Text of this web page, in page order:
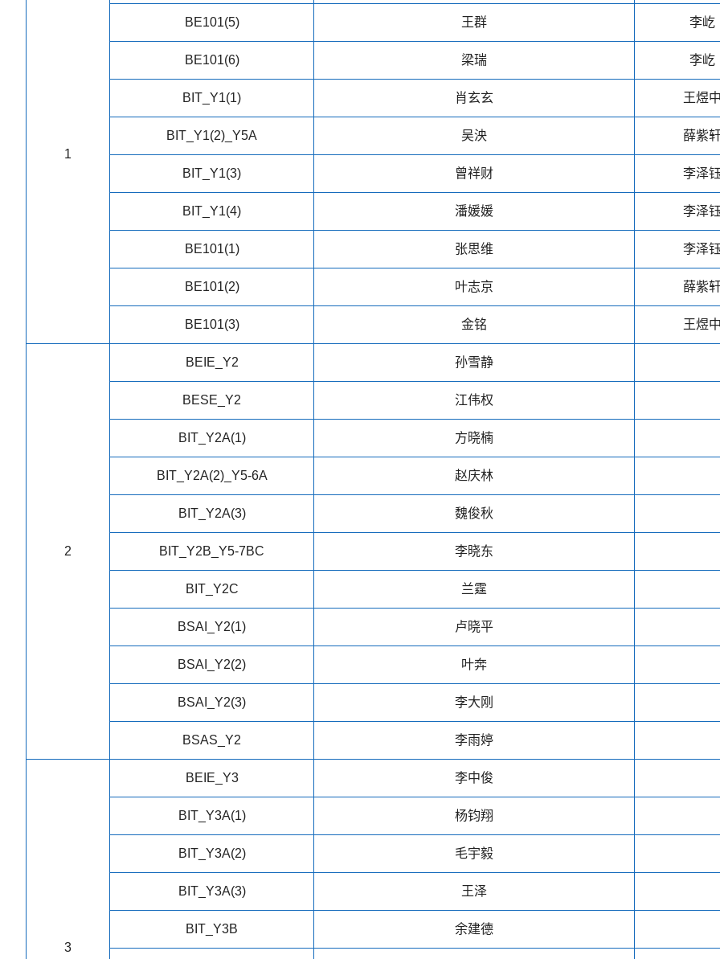
1
BE101(5) 王群 李屹
BE101(6) 梁瑞 李屹
BIT_Y1(1) 肖玄玄 王煜
BIT_Y1(2)_Y5A 吴泱 薛紫
BIT_Y1(3) 曾祥财 李泽
BIT_Y1(4) 潘媛媛 李泽
BE101(1) 张思维 李泽
BE101(2) 叶志京 薛紫
BE101(3) 金铭 王煜
2
BEIE_Y2 孙雪静
BESE_Y2 江伟权
BIT_Y2A(1) 方晓楠
BIT_Y2A(2)_Y5-6A 赵庆林
BIT_Y2A(3) 魏俊秋
BIT_Y2B_Y5-7BC 李晓东
BIT_Y2C 兰霆
BSAI_Y2(1) 卢晓平
BSAI_Y2(2) 叶奔
BSAI_Y2(3) 李大刚
BSAS_Y2 李雨婷
3
BEIE_Y3 李中俊
BIT_Y3A(1) 杨钧翔
BIT_Y3A(2) 毛宇毅
BIT_Y3A(3) 王泽
BIT_Y3B 余建德